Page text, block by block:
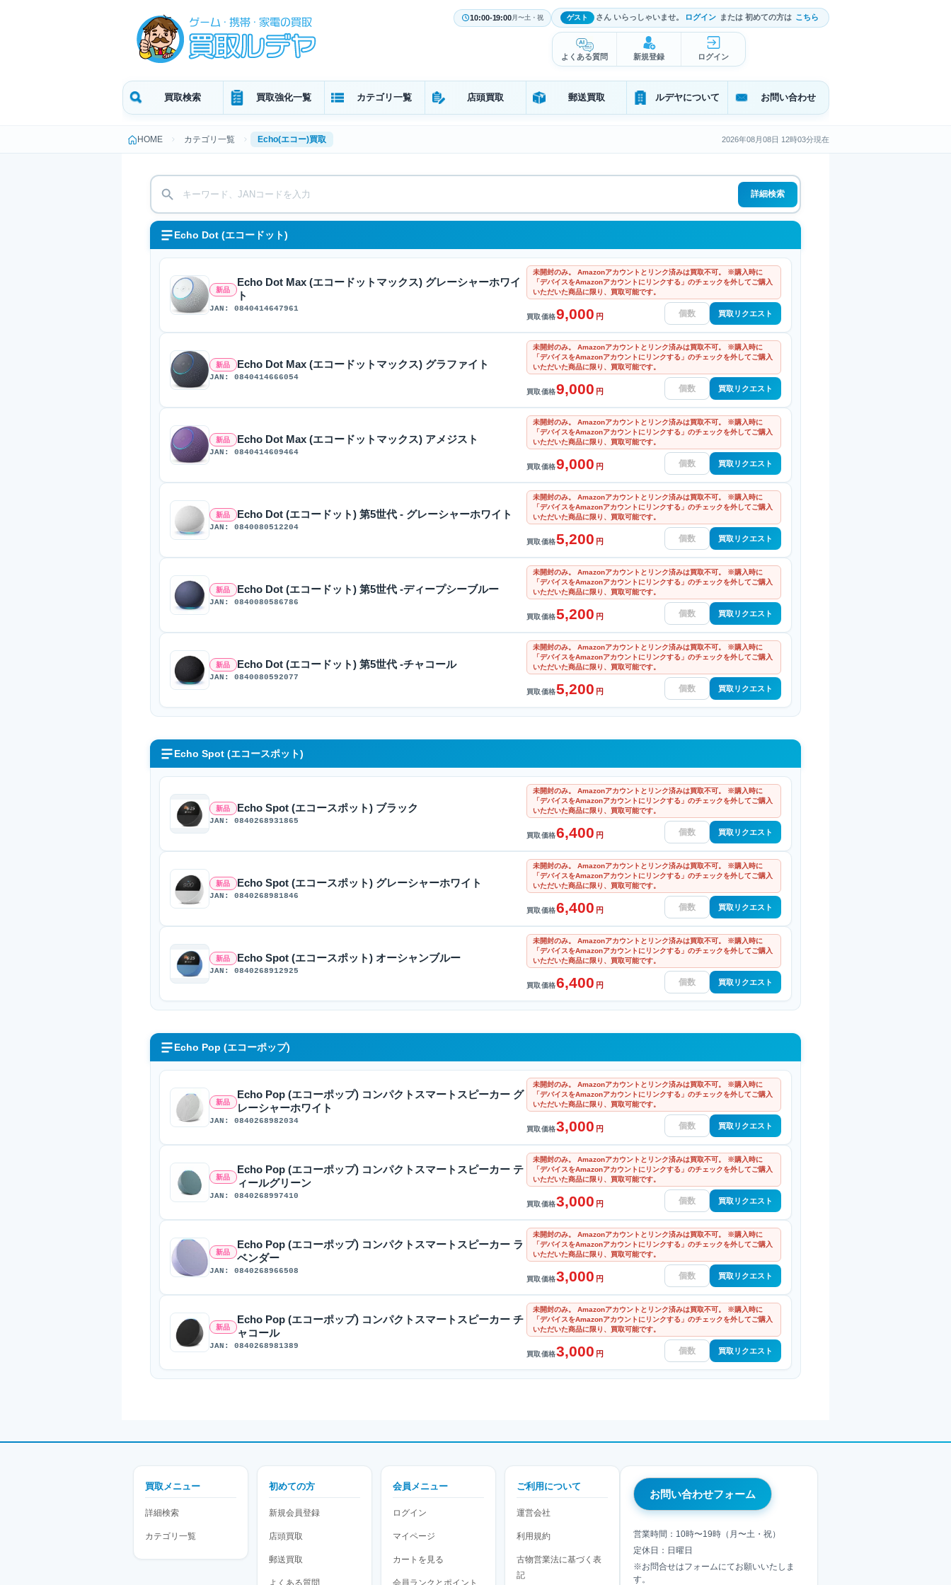
10:00-19:00月〜土・祝 ゲスト さん いらっしゃいませ。 ログイン または 初めての方は こちら
よくある質問 新規登録 ログイン
買取検索 買取強化一覧 カテゴリ一覧 店頭買取 郵送買取 ルデヤについて お問い合わせ
HOME カテゴリ一覧 Echo(エコー)買取 2026年08月08日 12時03分現在
詳細検索
Echo Dot (エコードット)
新品
Echo Dot Max (エコードットマックス) グレーシャーホワイ
ト
JAN: 0840414647961
未開封のみ。 Amazonアカウントとリンク済みは買取不可。 ※購入時に
「デバイスをAmazonアカウントにリンクする」のチェックを外してご購入
いただいた商品に限り、買取可能です。
買取価格9,000 円 買取リクエスト
新品 Echo Dot Max (エコードットマックス) グラファイト
JAN: 0840414666054
未開封のみ。 Amazonアカウントとリンク済みは買取不可。 ※購入時に
「デバイスをAmazonアカウントにリンクする」のチェックを外してご購入
いただいた商品に限り、買取可能です。
買取価格9,000 円 買取リクエスト
新品 Echo Dot Max (エコードットマックス) アメジスト
JAN: 0840414609464
未開封のみ。 Amazonアカウントとリンク済みは買取不可。 ※購入時に
「デバイスをAmazonアカウントにリンクする」のチェックを外してご購入
いただいた商品に限り、買取可能です。
買取価格9,000 円 買取リクエスト
新品 Echo Dot (エコードット) 第5世代 - グレーシャーホワイト
JAN: 0840080512204
未開封のみ。 Amazonアカウントとリンク済みは買取不可。 ※購入時に
「デバイスをAmazonアカウントにリンクする」のチェックを外してご購入
いただいた商品に限り、買取可能です。
買取価格5,200 円 買取リクエスト
新品 Echo Dot (エコードット) 第5世代 -ディープシーブルー
JAN: 0840080586786
未開封のみ。 Amazonアカウントとリンク済みは買取不可。 ※購入時に
「デバイスをAmazonアカウントにリンクする」のチェックを外してご購入
いただいた商品に限り、買取可能です。
買取価格5,200 円 買取リクエスト
新品 Echo Dot (エコードット) 第5世代 -チャコール
JAN: 0840080592077
未開封のみ。 Amazonアカウントとリンク済みは買取不可。 ※購入時に
「デバイスをAmazonアカウントにリンクする」のチェックを外してご購入
いただいた商品に限り、買取可能です。
買取価格5,200 円 買取リクエスト
Echo Spot (エコースポット)
新品 Echo Spot (エコースポット) ブラック
JAN: 0840268931865
未開封のみ。 Amazonアカウントとリンク済みは買取不可。 ※購入時に
「デバイスをAmazonアカウントにリンクする」のチェックを外してご購入
いただいた商品に限り、買取可能です。
買取価格6,400 円 買取リクエスト
新品 Echo Spot (エコースポット) グレーシャーホワイト
JAN: 0840268981846
未開封のみ。 Amazonアカウントとリンク済みは買取不可。 ※購入時に
「デバイスをAmazonアカウントにリンクする」のチェックを外してご購入
いただいた商品に限り、買取可能です。
買取価格6,400 円 買取リクエスト
新品 Echo Spot (エコースポット) オーシャンブルー
JAN: 0840268912925
未開封のみ。 Amazonアカウントとリンク済みは買取不可。 ※購入時に
「デバイスをAmazonアカウントにリンクする」のチェックを外してご購入
いただいた商品に限り、買取可能です。
買取価格6,400 円 買取リクエスト
Echo Pop (エコーポップ)
新品
Echo Pop (エコーポップ) コンパクトスマートスピーカー グ
レーシャーホワイト
JAN: 0840268982034
未開封のみ。 Amazonアカウントとリンク済みは買取不可。 ※購入時に
「デバイスをAmazonアカウントにリンクする」のチェックを外してご購入
いただいた商品に限り、買取可能です。
買取価格3,000 円 買取リクエスト
新品
Echo Pop (エコーポップ) コンパクトスマートスピーカー テ
ィールグリーン
JAN: 0840268997410
未開封のみ。 Amazonアカウントとリンク済みは買取不可。 ※購入時に
「デバイスをAmazonアカウントにリンクする」のチェックを外してご購入
いただいた商品に限り、買取可能です。
買取価格3,000 円 買取リクエスト
新品
Echo Pop (エコーポップ) コンパクトスマートスピーカー ラ
ベンダー
JAN: 0840268966508
未開封のみ。 Amazonアカウントとリンク済みは買取不可。 ※購入時に
「デバイスをAmazonアカウントにリンクする」のチェックを外してご購入
いただいた商品に限り、買取可能です。
買取価格3,000 円 買取リクエスト
新品
Echo Pop (エコーポップ) コンパクトスマートスピーカー チ
ャコール
JAN: 0840268981389
未開封のみ。 Amazonアカウントとリンク済みは買取不可。 ※購入時に
「デバイスをAmazonアカウントにリンクする」のチェックを外してご購入
いただいた商品に限り、買取可能です。
買取価格3,000 円 買取リクエスト
買取メニュー
詳細検索
カテゴリ一覧
初めての方
新規会員登録
店頭買取
郵送買取
よくある質問
会員メニュー
ログイン
マイページ
カートを見る
会員ランクとポイント
ご利用について
運営会社
利用規約
古物営業法に基づく表
記
お問い合わせフォーム
営業時間：10時〜19時（月〜土・祝）
定休日：日曜日
※お問合せはフォームにてお願いいたしま
す。